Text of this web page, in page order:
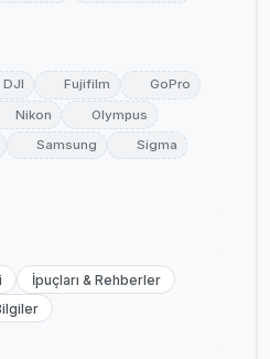
Fujifilm
GoPro
Nikon
Olympus
Samsung
Sigma
İpuçları & Rehberler